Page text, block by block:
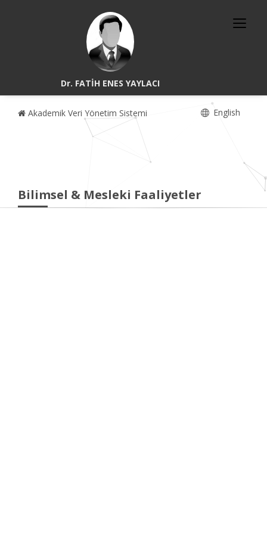
Dr. FATİH ENES YAYLACI
Akademik Veri Yönetim Sistemi English
Bilimsel & Mesleki Faaliyetler